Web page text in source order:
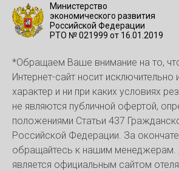
Министерство
экономического развития
Российской Федерации
РТО № 021999 от 16.01.2019
*Обращаем Ваше внимание на то,
Интернет-сайт носит
характер и ни при каких условиях
не являются публичной офертой,
положениями Статьи 437
Российской Федерации. За
обращайтесь к нашим менеджерам.
является официальным сайтом отеля.